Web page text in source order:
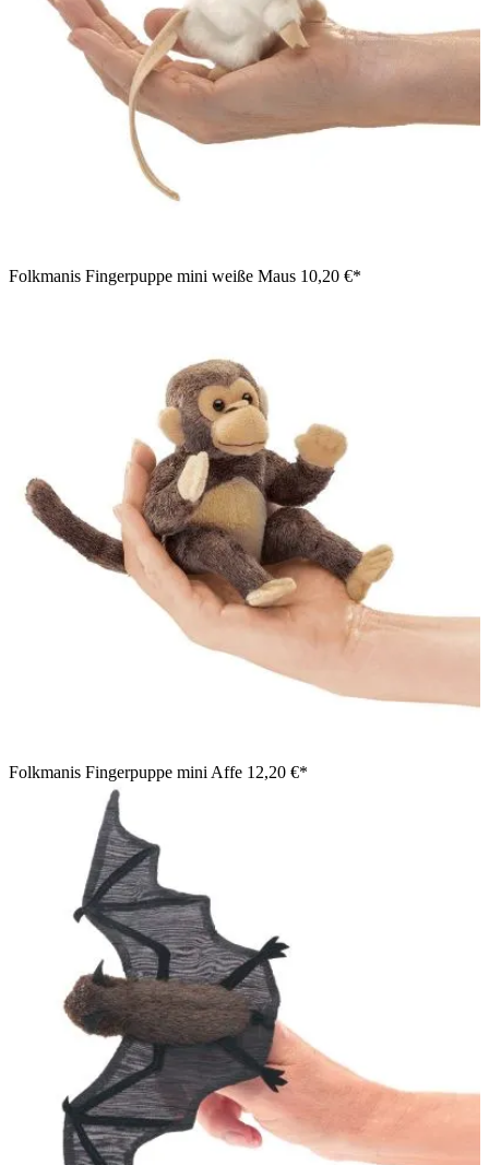
Folkmanis Fingerpuppe mini weiße Maus 10,20 €*
Folkmanis Fingerpuppe mini Affe 12,20 €*